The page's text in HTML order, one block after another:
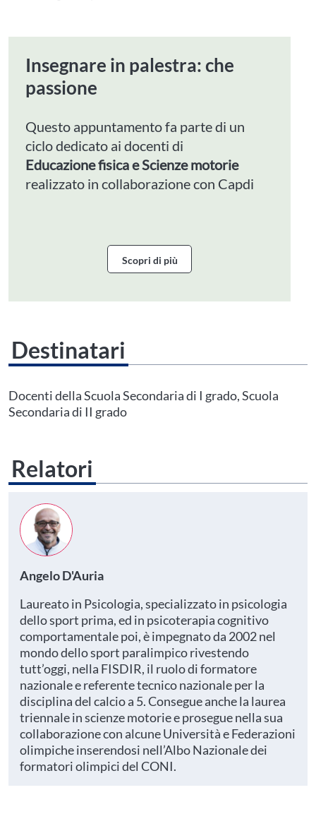
Insegnare in palestra: che
passione
Questo appuntamento fa parte di un
ciclo dedicato ai docenti di
Educazione fisica e Scienze motorie
realizzato in collaborazione con Capdi
Scopri di più
Destinatari
tuo profilo personalePrima di procedere all'iscrizione aggiorna le tue scuole in
Area Personale
Docenti della Scuola Secondaria di I grado, Scuola
Secondaria di II grado
Relatori
Angelo D'Auria
Laureato in Psicologia, specializzato in psicologia
dello sport prima, ed in psicoterapia cognitivo
comportamentale poi, è impegnato da 2002 nel
mondo dello sport paralimpico rivestendo
tutt’oggi, nella FISDIR, il ruolo di formatore
nazionale e referente tecnico nazionale per la
disciplina del calcio a 5. Consegue anche la laurea
triennale in scienze motorie e prosegue nella sua
collaborazione con alcune Università e Federazioni
olimpiche inserendosi nell’Albo Nazionale dei
formatori olimpici del CONI.